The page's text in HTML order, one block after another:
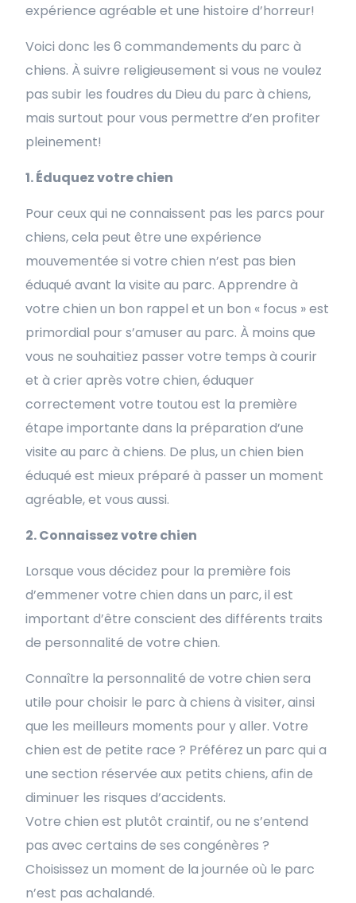
expérience agréable et une histoire d’horreur!
Voici donc les 6 commandements du parc à
chiens. À suivre religieusement si vous ne voulez
pas subir les foudres du Dieu du parc à chiens,
mais surtout pour vous permettre d’en profiter
pleinement!
1. Éduquez votre chien
Pour ceux qui ne connaissent pas les parcs pour
chiens, cela peut être une expérience
mouvementée si votre chien n’est pas bien
éduqué avant la visite au parc. Apprendre à
votre chien un bon rappel et un bon « focus » est
primordial pour s’amuser au parc. À moins que
vous ne souhaitiez passer votre temps à courir
et à crier après votre chien, éduquer
correctement votre toutou est la première
étape importante dans la préparation d’une
visite au parc à chiens. De plus, un chien bien
éduqué est mieux préparé à passer un moment
agréable, et vous aussi.
2. Connaissez votre chien
Lorsque vous décidez pour la première fois
d’emmener votre chien dans un parc, il est
important d’être conscient des différents traits
de personnalité de votre chien.
Connaître la personnalité de votre chien sera
utile pour choisir le parc à chiens à visiter, ainsi
que les meilleurs moments pour y aller. Votre
chien est de petite race ? Préférez un parc qui a
une section réservée aux petits chiens, afin de
diminuer les risques d’accidents.
Votre chien est plutôt craintif, ou ne s’entend
pas avec certains de ses congénères ?
Choisissez un moment de la journée où le parc
n’est pas achalandé.